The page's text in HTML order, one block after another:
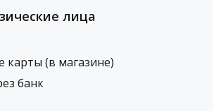
лица
карты (в магазине)
банк